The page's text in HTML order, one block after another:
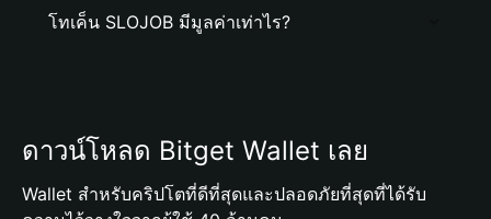
โทเค็น SLOJOB มีมูลค่าเท่าไร?
ดาวน์โหลด Bitget Wallet เลย
Wallet สำหรับคริปโตที่ดีที่สุดและปลอดภัยที่สุดที่ได้รับ